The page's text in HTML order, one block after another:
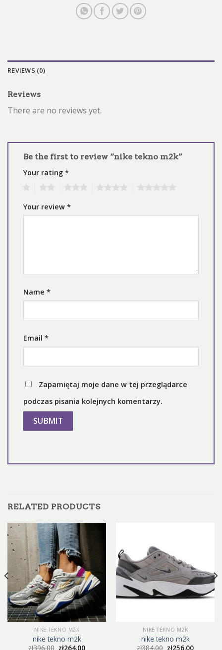
REVIEWS (0)
Reviews
There are no reviews yet.
Be the first to review “nike tekno m2k”
Your rating *
Your review *
Name *
Email *
Zapamiętaj moje dane w tej przeglądarce
podczas pisania kolejnych komentarzy.
RELATED PRODUCTS
NIKE TEKNO M2K
nike tekno m2k
zł396.00 zł264.00
NIKE TEKNO M2K
nike tekno m2k
zł384.00 zł256.00